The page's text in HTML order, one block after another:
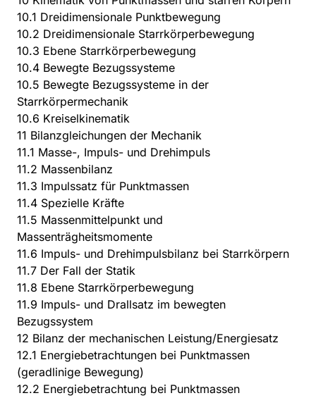
10.1 Dreidimensionale Punktbewegung
10.2 Dreidimensionale Starrkörperbewegung
10.3 Ebene Starrkörperbewegung
10.4 Bewegte Bezugssysteme
10.5 Bewegte Bezugssysteme in der
Starrkörpermechanik
10.6 Kreiselkinematik
11 Bilanzgleichungen der Mechanik
11.1 Masse-, Impuls- und Drehimpuls
11.2 Massenbilanz
11.3 Impulssatz für Punktmassen
11.4 Spezielle Kräfte
11.5 Massenmittelpunkt und
Massenträgheitsmomente
11.6 Impuls- und Drehimpulsbilanz bei Starrkörpern
11.7 Der Fall der Statik
11.8 Ebene Starrkörperbewegung
11.9 Impuls- und Drallsatz im bewegten
Bezugssystem
12 Bilanz der mechanischen Leistung/Energiesatz
12.1 Energiebetrachtungen bei Punktmassen
(geradlinige Bewegung)
12.2 Energiebetrachtung bei Punktmassen